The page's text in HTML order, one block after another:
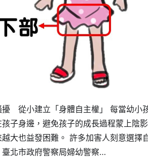
擾 從小建立「身體自主權」 每當幼小
子身邊，避免孩子的成長過程蒙上陰
大也益發困難。 許多加害人刻意選
臺北市政府警察局婦幼警察…